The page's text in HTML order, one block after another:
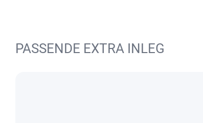
PASSENDE EXTRA INLEG